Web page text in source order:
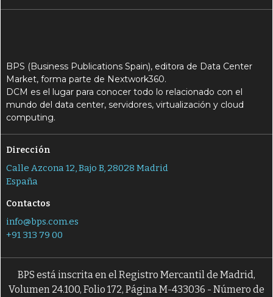
BPS (Business Publications Spain), editora de Data Center
Market, forma parte de Nextwork360.
DCM es el lugar para conocer todo lo relacionado con el
mundo del data center, servidores, virtualización y cloud
computing.
Dirección
Calle Azcona 12, Bajo B, 28028 Madrid
España
Contactos
info@bps.com.es
+91 313 79 00
BPS está inscrita en el Registro Mercantil de Madrid,
Volumen 24.100, Folio 172, Página M-433036 - Número de